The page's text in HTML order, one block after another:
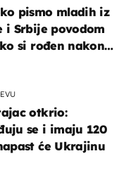
pismo mladih iz
i Srbije povodom
si rođen nakon
otkrio:
se i imaju 120
će Ukrajinu